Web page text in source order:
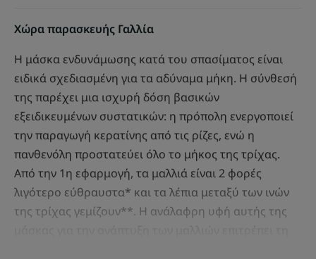
Χώρα παρασκευής Γαλλία
Η μάσκα ενδυνάμωσης κατά του σπασίματος είναι
ειδικά σχεδιασμένη για τα αδύναμα μήκη. Η σύνθεσή
της παρέχει μια ισχυρή δόση βασικών
εξειδικευμένων συστατικών: η πρόπολη ενεργοποιεί
την παραγωγή κερατίνης από τις ρίζες, ενώ η
πανθενόλη προστατεύει όλο το μήκος της τρίχας.
Από την 1η εφαρμογή, τα μαλλιά είναι 2 φορές
λιγότερο εύθραυστα* και τα λέπια μεταξύ των ινών
της τρίχας γεμίζουν**. Η ανάλαφρη υφή αυτής της